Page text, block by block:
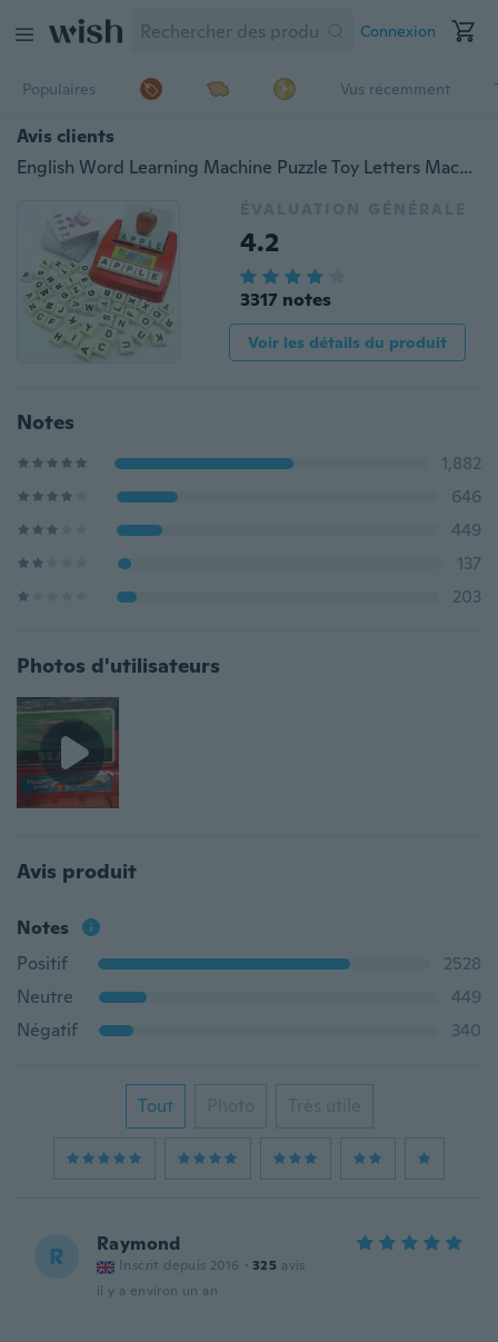
Connexion
Populaires Vus récemment
Avis clients
English Word Learning Machine Puzzle Toy Letters Machine Card Jeu d'épellation de cartes Jouets éducatifs pour les enfants Cartes de jeux d'alphabétisation U5BHXL790/39
ÉVALUATION GÉNÉRALE
4.2
3317 notes
Voir les détails du produit
Notes
1,882
646
449
137
203
Photos d'utilisateurs
Avis produit
Notes
Positif
2528
Neutre
449
Négatif
340
Tout Photo Très utile
R Raymond
Inscrit depuis 2016 · 325 avis
il y a environ un an